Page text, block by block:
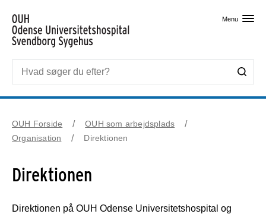
Menu
OUH Forside
OUH som arbejdsplads
Organisation
Direktionen
Direktionen
Direktionen på OUH Odense Universitetshospital og